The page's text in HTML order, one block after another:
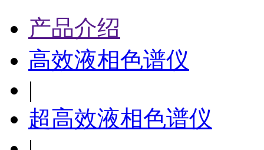
产品介绍
高效液相色谱仪
|
超高效液相色谱仪